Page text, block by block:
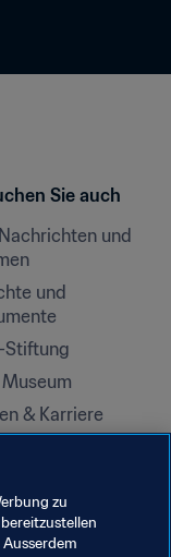
Sie auch
und
und
Stiftung
Museum
& Karriere
zu